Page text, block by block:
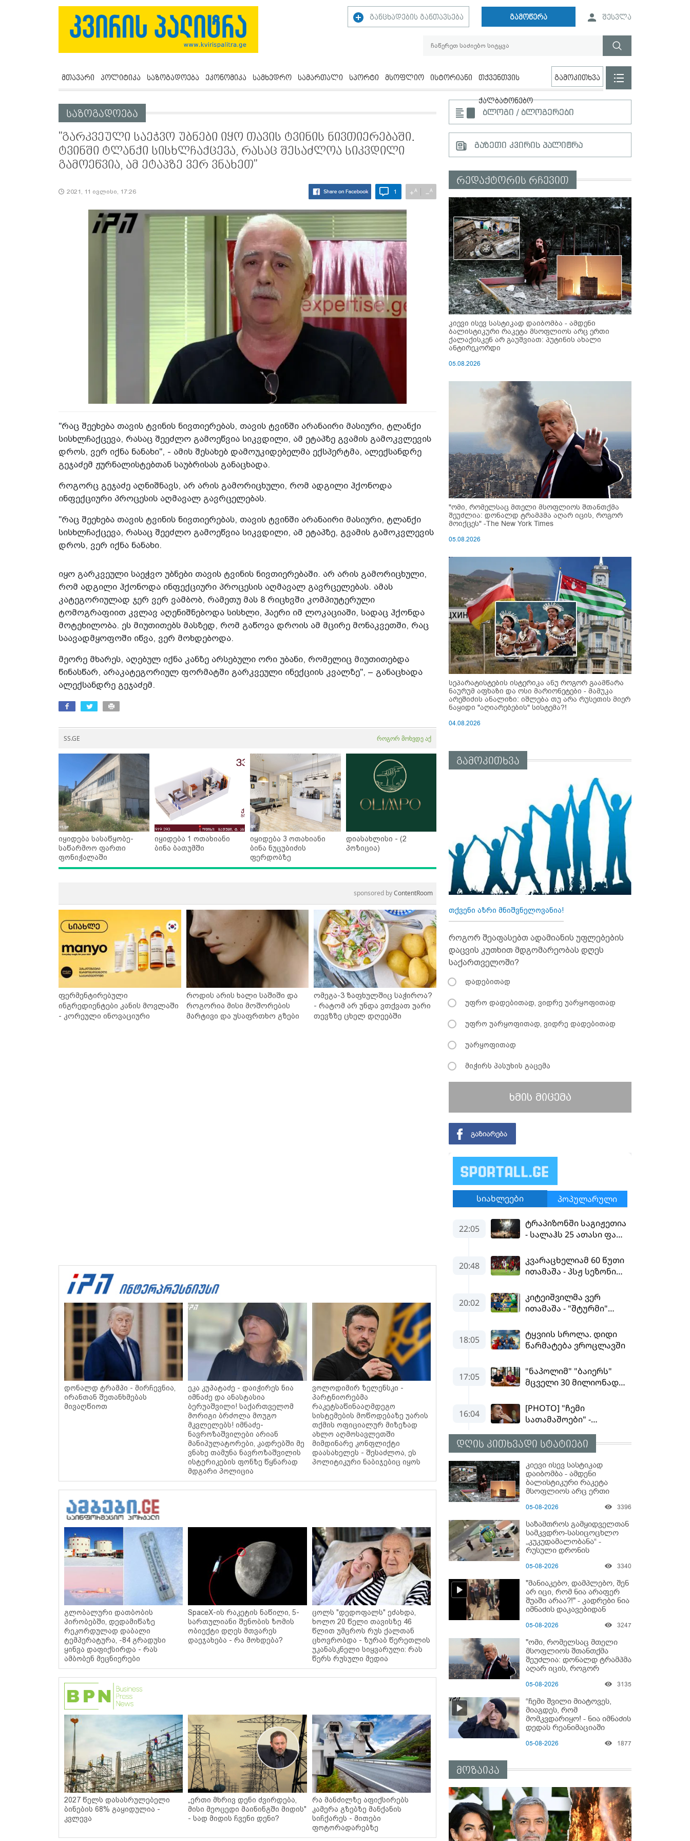
განცხადების განთავსება გამოწერა შესვლა
მთავარი პოლიტიკა საზოგადოება ეკონომიკა სამხედრო სამართალი სპორტი მსოფლიო ისტორიანი თქვენთვის
ქალბატონებო
გამოკითხვა
საზოგადოება
"გარკვეული საეჭვო უბნები იყო თავის ტვინის ნივთიერებაში.
ტვინში ტლანქი სისხლჩაქცევა, რასაც შესაძლოა სიკვდილი
გამოეწვია, ამ ეტაპზე ვერ ვნახეთ"
2021, 11 ივლისი, 17:26 1 +A −A
"რაც შეეხება თავის ტვინის ნივთიერებას, თავის ტვინში არანაირი მასიური, ტლანქი
სისხლჩაქცევა, რასაც შეეძლო გამოეწვია სიკვდილი, ამ ეტაპზე გვამის გამოკვლევის
დროს, ვერ იქნა ნანახი", - ამის შესახებ დამოუკიდებელმა ექსპერტმა, ალექსანდრე
გეჯაძემ ჟურნალისტებთან საუბრისას განაცხადა.
როგორც გეჯაძე აღნიშნავს, არ არის გამორიცხული, რომ ადგილი ჰქონოდა
ინფექციური პროცესის აღმავალ გავრცელებას.
"რაც შეეხება თავის ტვინის ნივთიერებას, თავის ტვინში არანაირი მასიური, ტლანქი
სისხლჩაქცევა, რასაც შეეძლო გამოეწვია სიკვდილი, ამ ეტაპზე, გვამის გამოკვლევის
დროს, ვერ იქნა ნანახი.
იყო გარკვეული საეჭვო უბნები თავის ტვინის ნივთიერებაში. არ არის გამორიცხული,
რომ ადგილი ჰქონოდა ინფექციური პროცესის აღმავალ გავრცელებას. ამას
კატეგორიულად ჯერ ვერ ვამბობ, რამეთუ მას 8 რიცხვში კომპიუტერული
ტომოგრაფიით კვლავ აღენიშნებოდა სისხლი, ჰაერი იმ ლოკაციაში, სადაც ჰქონდა
მოტეხილობა. ეს მიუთითებს მასზედ, რომ გაწოვა დროის ამ მცირე მონაკვეთში, რაც
საავადმყოფოში იწვა, ვერ მოხდებოდა.
მეორე მხარეს, აღებულ იქნა კანზე არსებული ორი უბანი, რომელიც მიუთითებდა
წინასწარ, არაკატეგორიულ ფორმატში გარკვეული ინექციის კვალზე", – განაცხადა
ალექსანდრე გეჯაძემ.
SS.GE როგორ მოხვდე აქ
იყიდება სასაწყობე-
საწარმოო ფართი
ფონიჭალაში
იყიდება 1 ოთახიანი
ბინა ბათუმში
იყიდება 3 ოთახიანი
ბინა ნუცუბიძის
ფერდობზე
დიასახლისი - (2
პოზიცია)
sponsored byContentRoom
ფერმენტირებული
ინგრედიენტები კანის მოვლაში
- კორეული ინოვაციური
როდის არის ხალი საშიში და
როგორია მისი მოშორების
მარტივი და უსაფრთხო გზები
ომეგა-3 ზაფხულშიც საჭიროა?
- რატომ არ უნდა ვთქვათ უარი
თევზზე ცხელ დღეებში
დონალდ ტრამპი - მირჩევნია,
ირანთან შეთანხმებას
მივაღწიოთ
ეკა კუპატაძე - დაიჭირეს ნია
იმნაძე და ანასტასია
ბერუაშვილი! საქართველომ
მორიგი ბრძოლა მოუგო
მკვლელებს! იმნაძე-
ნავროზაშვილები არიან
მანიპულატორები, კადრებში მე
ვნახე თამუნა ნავროზაშვილის
ისტერიკების ფონზე წყნარად
მდგარი პოლიცია
ვოლოდიმირ ზელენსკი -
პარტნიორებმა
რაკეტსაწინააღმდეგო
სისტემების მოწოდებაზე უარის
თქმის ოფიციალურ მიზეზად
ახლო აღმოსავლეთში
მიმდინარე კონფლიქტი
დაასახელეს - შესაძლოა, ეს
პოლიტიკური ნაბიჯებიც იყოს
გლობალური დათბობის
პირობებში, დედამიწაზე
რეკორდულად დაბალი
ტემპერატურა, -84 გრადუსი
ყინვა დაფიქსირდა - რას
ამბობენ მეცნიერები
SpaceX-ის რაკეტის ნაწილი, 5-
სართულიანი შენობის ზომის
ობიექტი დღეს მთვარეს
დაეჯახება - რა მოხდება?
ცოლს "დედოფალს" ეძახდა,
ხოლო 20 წელი თავისზე 46
წლით უმცროს რუს ქალთან
ცხოვრობდა - ზურაბ წერეთლის
უკანასკნელი სიყვარული: რას
წერს რუსული მედია
2027 წელს დასასრულებელი
ბინების 68% გაყიდულია -
კვლევა
„ერთი მხრივ დენი ძვირდება,
მისი მეოცედი მაინინგში მიდის"
- სად მიდის ჩვენი დენი?
რა მანძილზე აფიქსირებს
კამერა გზებზე მანქანის
სიჩქარეს - მითები
ფოტორადარებზე
ბლოგი / ბლოგერები
გაზეთი კვირის პალიტრა
რედაქტორის რჩევით
კიევი ისევ სასტიკად დაიბომბა - ამდენი
ბალისტიკური რაკეტა მსოფლიოს არც ერთი
ქალაქისკენ არ გაუშვიათ: პუტინის ახალი
ანტირეკორდი
05.08.2026
"ომი, რომელსაც მთელი მსოფლიოს შთანთქმა
შეუძლია: დონალდ ტრამპმა აღარ იცის, როგორ
მოიქცეს" -The New York Times
05.08.2026
სეპარატისტების ისტერიკა ანუ როგორ გაამწარა
ნაურუმ აფხაზი და ოსი მარიონეტები - მამუკა
არეშიძის ანალიზი: იშლება თუ არა რუსეთის მიერ
ნაყიდი "აღიარებების" სისტემა?!
04.08.2026
გამოკითხვა
თქვენი აზრი მნიშვნელოვანია!
როგორ შეაფასებთ ადამიანის უფლებების
დაცვის კუთხით მდგომარეობას დღეს
საქართველოში?
დადებითად
უფრო დადებითად, ვიდრე უარყოფითად
უფრო უარყოფითად, ვიდრე დადებითად
უარყოფითად
მიჭირს პასუხის გაცემა
ხმის მიცემა
დღის კითხვადი სტატიები
კიევი ისევ სასტიკად
დაიბომბა - ამდენი
ბალისტიკური რაკეტა
მსოფლიოს არც ერთი
პუტინის ახალი
05-08-2026 3396
საზამთროს გამყიდველთან
სამკვდრო-სასიცოცხლო
„კუკუდამალობანა“ -
რუსული დრონის
ვიდეო
05-08-2026 3340
"მანიაკებო, დამპლებო, შენ
არ იცი, რომ ნია არაფერ
შუაში არაა?!" - კადრები ნია
იმნაძის დაკავებიდან
05-08-2026 3247
"ომი, რომელსაც მთელი
მსოფლიოს შთანთქმა
შეუძლია: დონალდ ტრამპმა
აღარ იცის, როგორ
Times
05-08-2026 3135
“ჩემი შვილი მიატოვეს,
მიაგდეს, რომ
მომკვდარიყო! - ნია იმნაძის
დედას რეანიმაციაში
შვილი არ უნახავს” - გიგა
05-08-2026 1877
მოზაიკა